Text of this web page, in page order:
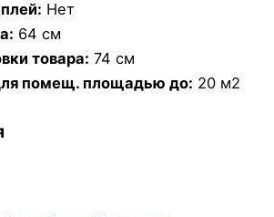
Нет
64 см
товара: 74 см
помещ. площадью до: 20 м2